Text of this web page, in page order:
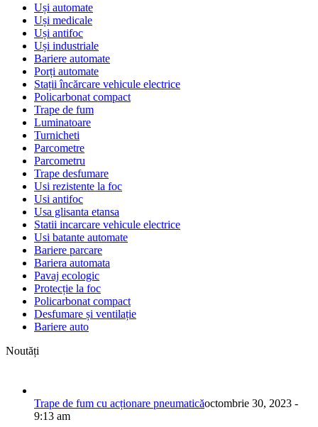
Uși automate
Uși medicale
Uși antifoc
Uși industriale
Bariere automate
Porți automate
Stații încărcare vehicule electrice
Policarbonat compact
Trape de fum
Luminatoare
Turnicheti
Parcometre
Parcometru
Trape desfumare
Usi rezistente la foc
Usi antifoc
Usa glisanta etansa
Statii incarcare vehicule electrice
Usi batante automate
Bariere parcare
Bariera automata
Pavaj ecologic
Protecție la foc
Policarbonat compact
Desfumare și ventilație
Bariere auto
Noutăți
Trape de fum cu acționare pneumaticăoctombrie 30, 2023 -
9:13 am